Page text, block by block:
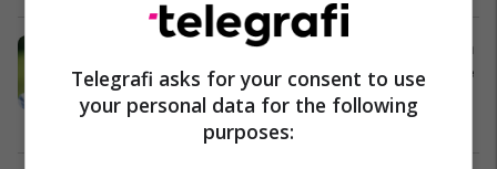
Si të dalloni virusin nga alergjia: Cila
është gjëja më e rëndësishme për të
bërë
Telegrafi asks for your consent to use
your personal data for the following
purposes: